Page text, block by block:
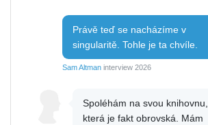
Právě teď se nacházíme v
singularitě. Tohle je ta chvíle.
Sam Altman interview 2026
Spoléhám na svou knihovnu,
která je fakt obrovská. Mám